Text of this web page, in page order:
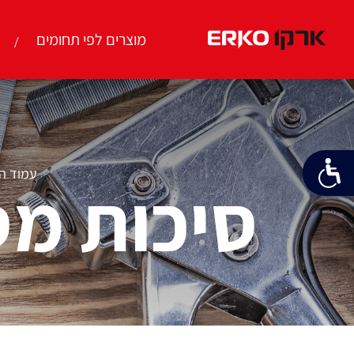
מוצרים לפי תחומים
עמוד סיכות